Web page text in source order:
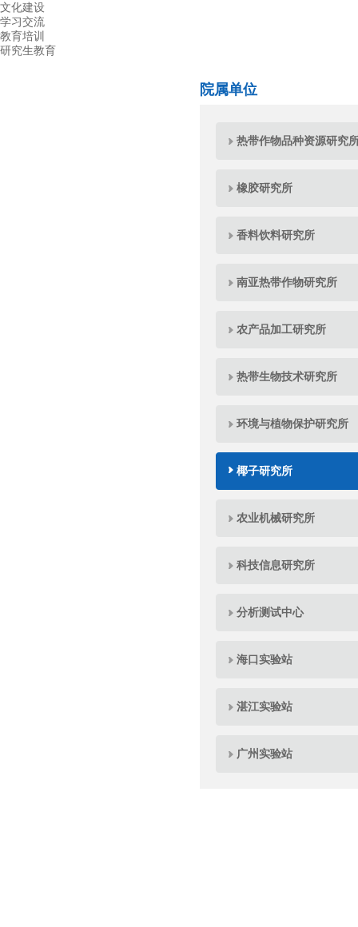
文化建设
学习交流
教育培训
研究生教育
院属单位
热带作物品种资源研究
橡胶研究所
香料饮料研究所
南亚热带作物研究所
农产品加工研究所
热带生物技术研究所
环境与植物保护研究所
椰子研究所
农业机械研究所
科技信息研究所
分析测试中心
海口实验站
湛江实验站
广州实验站